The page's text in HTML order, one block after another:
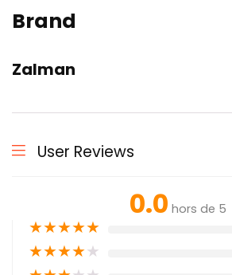
Brand
Zalman
User Reviews
0.0 hors de 5
★★★★★
★★★★★